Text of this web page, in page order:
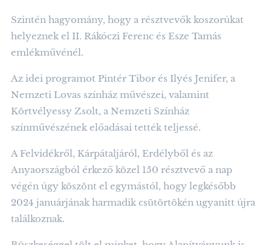
Szintén hagyomány, hogy a résztvevők koszorúkat
helyeznek el II. Rákóczi Ferenc és Esze Tamás
emlékművénél.
Az idei programot Pintér Tibor és Ilyés Jenifer, a
Nemzeti Lovas színház művészei, valamint
Körtvélyessy Zsolt, a Nemzeti Színház
színművészének előadásai tették teljessé.
A Felvidékről, Kárpátaljáról, Erdélyből és az
Anyaországból érkező közel 150 résztvevő a nap
végén úgy köszönt el egymástól, hogy legkésőbb
2024 januárjának harmadik csütörtökén ugyanitt újra
találkoznak.